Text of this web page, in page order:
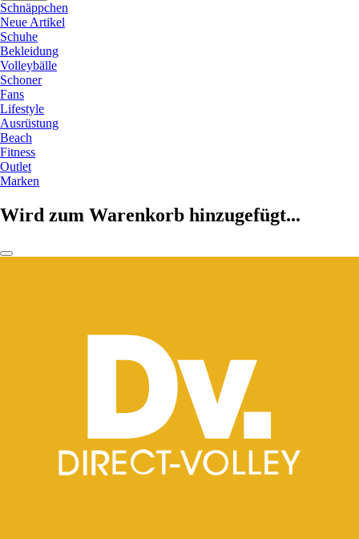
Schnäppchen
Neue Artikel
Schuhe
Bekleidung
Volleybälle
Schoner
Fans
Lifestyle
Ausrüstung
Beach
Fitness
Outlet
Marken
Wird zum Warenkorb hinzugefügt...